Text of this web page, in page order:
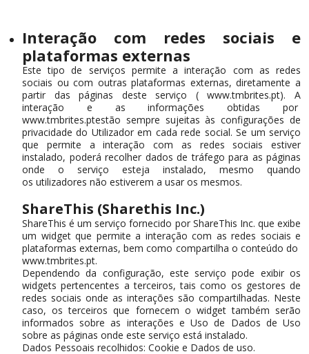
Interação com redes sociais e
plataformas externas
Este tipo de serviços permite a interação com as redes
sociais ou com outras plataformas externas, diretamente a
partir das páginas deste serviço ( www.tmbrites.pt). A
interação e as informações obtidas por
www.tmbrites.ptestão sempre sujeitas às configurações de
privacidade do Utilizador em cada rede social. Se um serviço
que permite a interação com as redes sociais estiver
instalado, poderá recolher dados de tráfego para as páginas
onde o serviço esteja instalado, mesmo quando
os utilizadores não estiverem a usar os mesmos.
ShareThis (Sharethis Inc.)
ShareThis é um serviço fornecido por ShareThis Inc. que exibe
um widget que permite a interação com as redes sociais e
plataformas externas, bem como compartilha o conteúdo do
www.tmbrites.pt.
Dependendo da configuração, este serviço pode exibir os
widgets pertencentes a terceiros, tais como os gestores de
redes sociais onde as interações são compartilhadas. Neste
caso, os terceiros que fornecem o widget também serão
informados sobre as interações e Uso de Dados de Uso
sobre as páginas onde este serviço está instalado.
Dados Pessoais recolhidos: Cookie e Dados de uso.